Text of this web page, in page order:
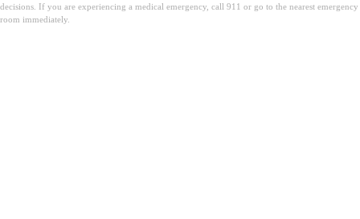
decisions. If you are experiencing a medical emergency, call 911 or go to the nearest emergency
room immediately.